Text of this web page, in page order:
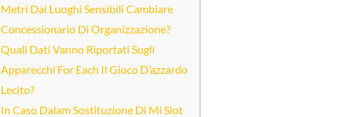
Metri Dai Luoghi Sensibili Cambiare
Concessionario Di Organizzazione?
Quali Dati Vanno Riportati Sugli
Apparecchi For Each Il Gioco D’azzardo
Lecito?
In Caso Dalam Sostituzione Di Mi Slot